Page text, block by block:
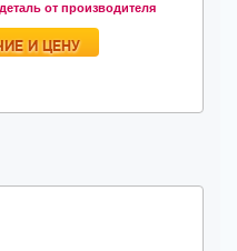
от производителя
И ЦЕНУ